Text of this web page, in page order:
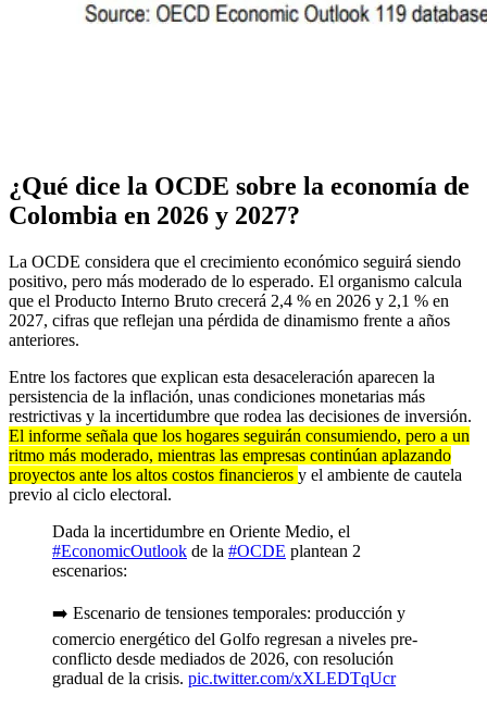
¿Qué dice la OCDE sobre la economía de
Colombia en 2026 y 2027?
La OCDE considera que el crecimiento económico seguirá siendo
positivo, pero más moderado de lo esperado. El organismo calcula
que el Producto Interno Bruto crecerá 2,4 % en 2026 y 2,1 % en
2027, cifras que reflejan una pérdida de dinamismo frente a años
anteriores.
Entre los factores que explican esta desaceleración aparecen la
persistencia de la inflación, unas condiciones monetarias más
restrictivas y la incertidumbre que rodea las decisiones de inversión.
El informe señala que los hogares seguirán consumiendo, pero a un
ritmo más moderado, mientras las empresas continúan aplazando
proyectos ante los altos costos financieros y el ambiente de cautela
previo al ciclo electoral.
Dada la incertidumbre en Oriente Medio, el
#EconomicOutlook de la #OCDE plantean 2
escenarios:
➡️ Escenario de tensiones temporales: producción y
comercio energético del Golfo regresan a niveles pre-
conflicto desde mediados de 2026, con resolución
gradual de la crisis. pic.twitter.com/xXLEDTqUcr